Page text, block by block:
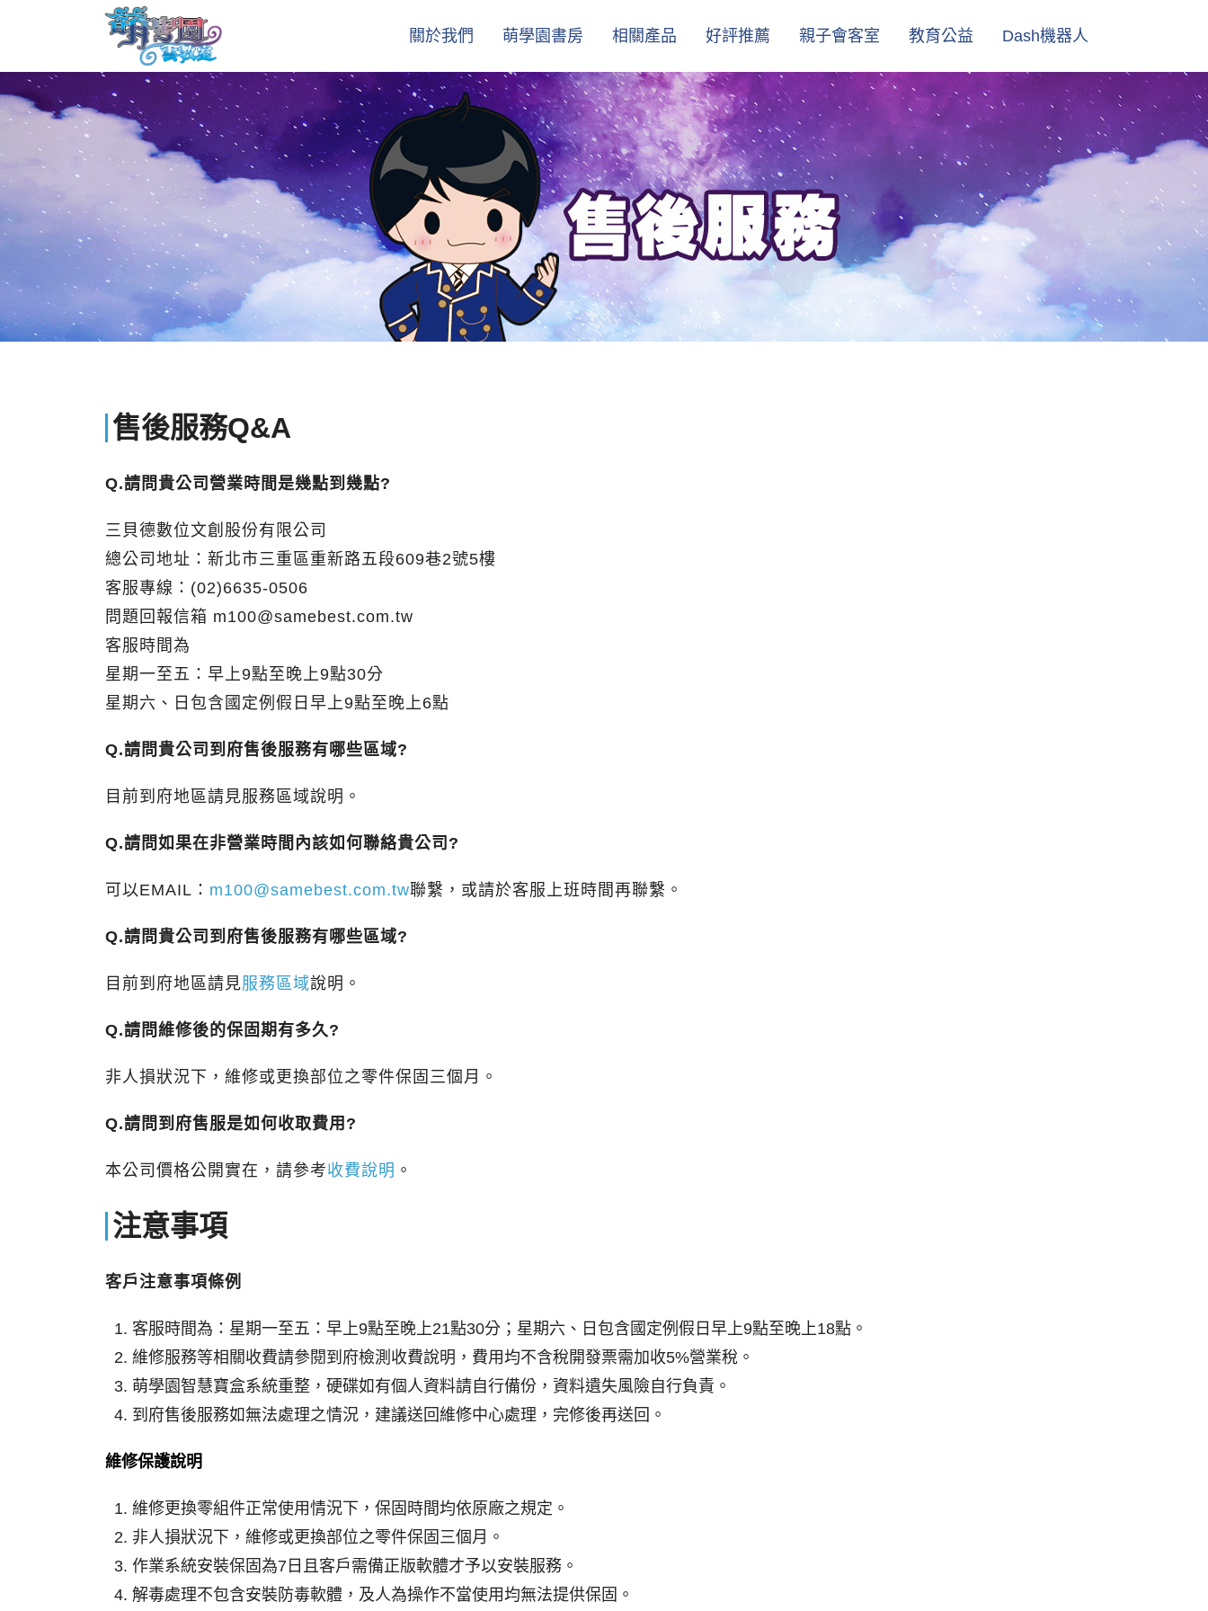
關於我們 萌學園書房 相關產品 好評推薦 親子會客室 教育公益 Dash機器人
售後服務Q&A
Q.請問貴公司營業時間是幾點到幾點?
三貝德數位文創股份有限公司
總公司地址：新北市三重區重新路五段609巷2號5樓
客服專線：(02)6635-0506
問題回報信箱 m100@samebest.com.tw
客服時間為
星期一至五：早上9點至晚上9點30分
星期六、日包含國定例假日早上9點至晚上6點
Q.請問貴公司到府售後服務有哪些區域?
目前到府地區請見服務區域說明。
Q.請問如果在非營業時間內該如何聯絡貴公司?
可以EMAIL： m100@samebest.com.tw聯繫，或請於客服上班時間再聯繫。
Q.請問貴公司到府售後服務有哪些區域?
目前到府地區請見服務區域說明。
Q.請問維修後的保固期有多久?
非人損狀況下，維修或更換部位之零件保固三個月。
Q.請問到府售服是如何收取費用?
本公司價格公開實在，請參考收費說明 。
注意事項
客戶注意事項條例
客服時間為：星期一至五：早上9點至晚上21點30分；星期六、日包含國定例假日早上9點至晚上18點。
維修服務等相關收費請參閱到府檢測收費說明，費用均不含稅開發票需加收5%營業稅。
萌學園智慧寶盒系統重整，硬碟如有個人資料請自行備份，資料遺失風險自行負責。
到府售後服務如無法處理之情況，建議送回維修中心處理，完修後再送回。
維修保護說明
維修更換零組件正常使用情況下，保固時間均依原廠之規定。
非人損狀況下，維修或更換部位之零件保固三個月。
作業系統安裝保固為7日且客戶需備正版軟體才予以安裝服務。
解毒處理不包含安裝防毒軟體，及人為操作不當使用均無法提供保固。